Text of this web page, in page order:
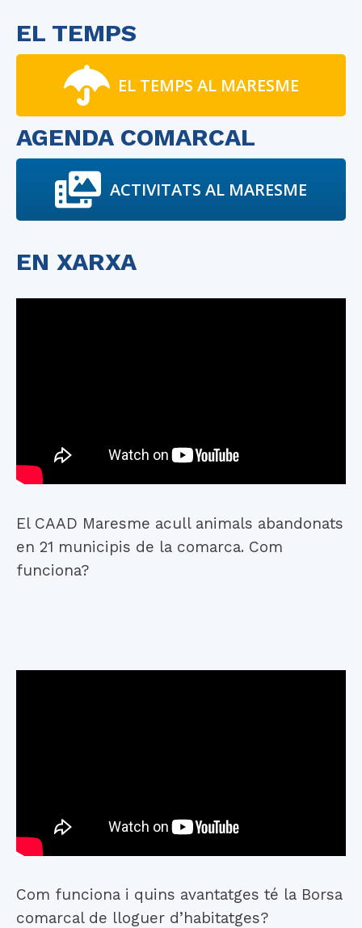
EL TEMPS
EL TEMPS AL MARESME
AGENDA COMARCAL
ACTIVITATS AL MARESME
EN XARXA
El CAAD Maresme acull animals abandonats
en 21 municipis de la comarca. Com
funciona?
Com funciona i quins avantatges té la Borsa
comarcal de lloguer d’habitatges?